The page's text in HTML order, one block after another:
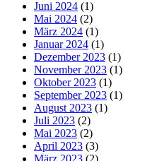
Juni 2024 (1)
Mai 2024 (2)
März 2024 (1)
Januar 2024 (1)
Dezember 2023 (1)
November 2023 (1)
Oktober 2023 (1)
September 2023 (1)
August 2023 (1)
Juli 2023 (2)
Mai 2023 (2)
April 2023 (3)